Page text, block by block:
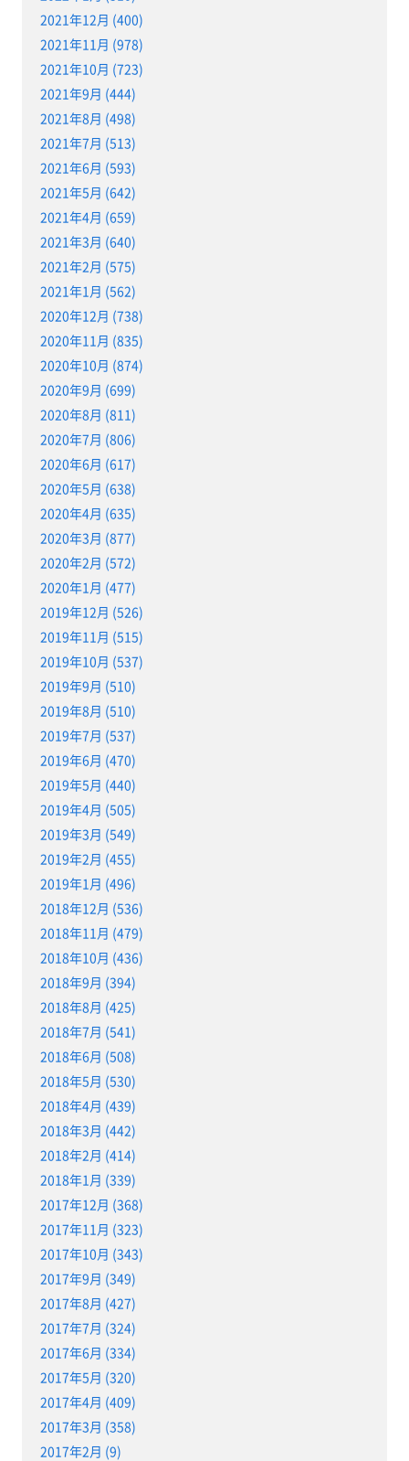
2021年12月 (400)
2021年11月 (978)
2021年10月 (723)
2021年9月 (444)
2021年8月 (498)
2021年7月 (513)
2021年6月 (593)
2021年5月 (642)
2021年4月 (659)
2021年3月 (640)
2021年2月 (575)
2021年1月 (562)
2020年12月 (738)
2020年11月 (835)
2020年10月 (874)
2020年9月 (699)
2020年8月 (811)
2020年7月 (806)
2020年6月 (617)
2020年5月 (638)
2020年4月 (635)
2020年3月 (877)
2020年2月 (572)
2020年1月 (477)
2019年12月 (526)
2019年11月 (515)
2019年10月 (537)
2019年9月 (510)
2019年8月 (510)
2019年7月 (537)
2019年6月 (470)
2019年5月 (440)
2019年4月 (505)
2019年3月 (549)
2019年2月 (455)
2019年1月 (496)
2018年12月 (536)
2018年11月 (479)
2018年10月 (436)
2018年9月 (394)
2018年8月 (425)
2018年7月 (541)
2018年6月 (508)
2018年5月 (530)
2018年4月 (439)
2018年3月 (442)
2018年2月 (414)
2018年1月 (339)
2017年12月 (368)
2017年11月 (323)
2017年10月 (343)
2017年9月 (349)
2017年8月 (427)
2017年7月 (324)
2017年6月 (334)
2017年5月 (320)
2017年4月 (409)
2017年3月 (358)
2017年2月 (9)